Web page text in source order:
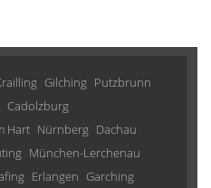
Gilching Putzbrunn
Cadolzburg
Hart Nürnberg Dachau
München-Lerchenau
Erlangen Garching